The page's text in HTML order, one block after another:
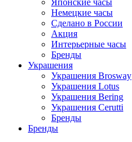
Немецкие часы
Сделано в России
Акция
Интерьерные часы
Бренды
Украшения
Украшения Brosway
Украшения Lotus
Украшения Bering
Украшения Cerutti
Бренды
Бренды